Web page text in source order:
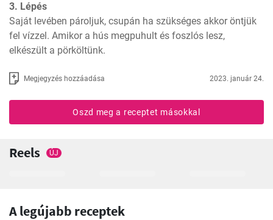
3. Lépés
Saját levében pároljuk, csupán ha szükséges akkor öntjük
fel vízzel. Amikor a hús megpuhult és foszlós lesz,
elkészült a pörköltünk.
Megjegyzés hozzáadása 2023. január 24.
Oszd meg a receptet másokkal
Reels ÚJ
A legújabb receptek